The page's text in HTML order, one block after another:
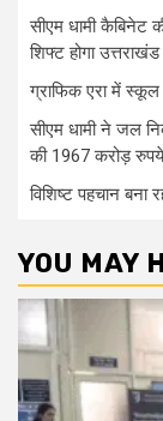
सीएम धामी कैबिनेट
शिफ्ट होगा उत्तराखंड
ग्राफिक एरा में
सीएम धामी ने जल
की 1967 करोड़ रुपये
विशिष्ट पहचान बना
YOU MAY